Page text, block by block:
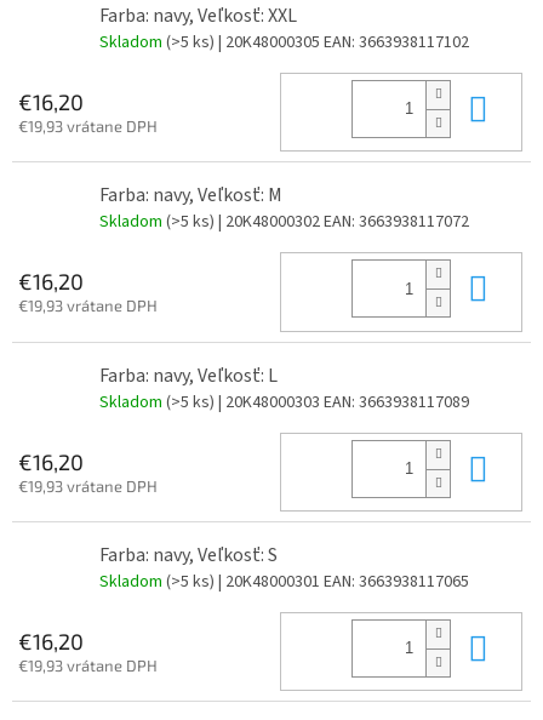
Farba: navy, Veľkosť: XXL
Skladom (>5 ks) | 20K48000305 EAN: 3663938117102
€16,20
€19,93 vrátane DPH
Farba: navy, Veľkosť: M
Skladom (>5 ks) | 20K48000302EAN: 3663938117072
€16,20
€19,93 vrátane DPH
Farba: navy, Veľkosť: L
Skladom (>5 ks) | 20K48000303 EAN: 3663938117089
€16,20
€19,93 vrátane DPH
Farba: navy, Veľkosť: S
Skladom (>5 ks) | 20K48000301 EAN: 3663938117065
€16,20
€19,93 vrátane DPH